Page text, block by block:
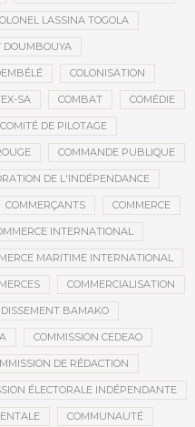
LASSINA TOGOLA
DOUMBOUYA
COLONISATION
SA COMBAT COMÉDIE
COMITÉ DE PILOTAGE
COMMANDE PUBLIQUE
DE L'INDÉPENDANCE
COMMERÇANTS COMMERCE
INTERNATIONAL
MARITIME INTERNATIONAL
COMMERCIALISATION
BAMAKO
COMMISSION CEDEAO
DE RÉDACTION
ÉLECTORALE INDÉPENDANTE
COMMUNAUTÉ